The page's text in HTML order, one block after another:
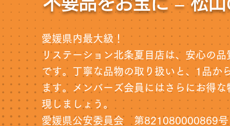
愛媛県内最大級！
リステーション北条夏目店は、安心の
です。丁寧な品物の取り扱いと、1品か
ます。メンバーズ会員にはさらにお得
現しましょう。
愛媛県公安委員会 第821080000869号